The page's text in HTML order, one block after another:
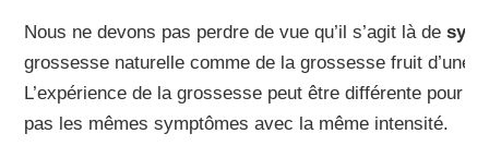
Nous ne devons pas perdre de vue qu’il s’agit là de
grossesse naturelle comme de la grossesse fruit d’une
L’expérience de la grossesse peut être différente pour
pas les mêmes symptômes avec la même intensité.